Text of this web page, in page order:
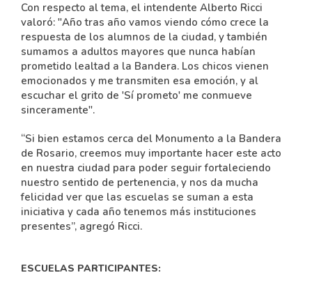
Con respecto al tema, el intendente Alberto Ricci
valoró: "Año tras año vamos viendo cómo crece la
respuesta de los alumnos de la ciudad, y también
sumamos a adultos mayores que nunca habían
prometido lealtad a la Bandera. Los chicos vienen
emocionados y me transmiten esa emoción, y al
escuchar el grito de 'Sí prometo' me conmueve
sinceramente".
“Si bien estamos cerca del Monumento a la Bandera
de Rosario, creemos muy importante hacer este acto
en nuestra ciudad para poder seguir fortaleciendo
nuestro sentido de pertenencia, y nos da mucha
felicidad ver que las escuelas se suman a esta
iniciativa y cada año tenemos más instituciones
presentes”, agregó Ricci.
ESCUELAS PARTICIPANTES: